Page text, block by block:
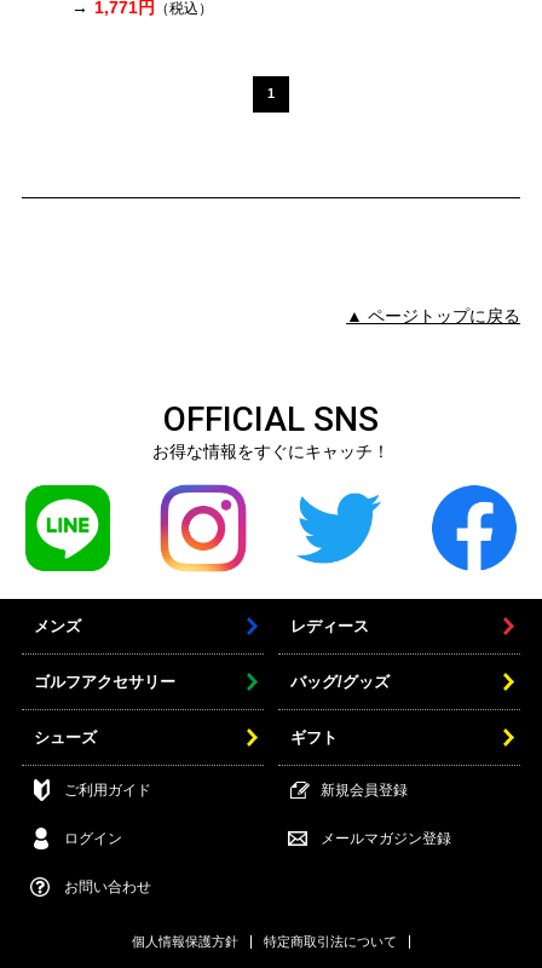
1,771円 （税込）
1
▲ ページトップに戻る
OFFICIAL SNS
お得な情報をすぐにキャッチ！
メンズ レディース
ゴルフアクセサリー バッグ/グッズ
シューズ ギフト
ご利用ガイド 新規会員登録
ログイン メールマガジン登録
お問い合わせ
個人情報保護方針 特定商取引法について